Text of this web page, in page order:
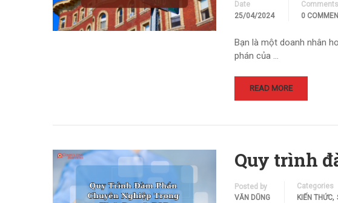
Date
25/04/2024
Comments
0
Bạn là một doanh nhân
phán của …
READ MORE
Quy trình
Posted by
VĂN DŨNG
Categories
KIẾN THỨC,